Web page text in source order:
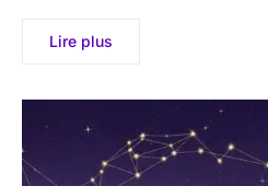
Lire plus